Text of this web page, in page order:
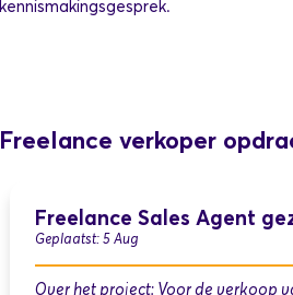
kennismakingsgesprek.
Freelance verkoper
Freelance Sales Agent
Geplaatst: 5 Aug
Over het project: Voor de verkoop